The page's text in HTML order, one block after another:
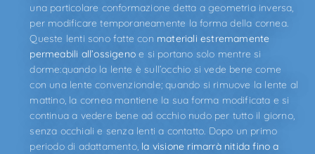
una particolare conformazione detta a geometria inversa,
per modificare temporaneamente la forma della cornea.
Queste lenti sono fatte con materiali estremamente
permeabili all’ossigeno e si portano solo mentre si
dorme:quando la lente è sull’occhio si vede bene come
con una lente convenzionale; quando si rimuove la lente al
mattino, la cornea mantiene la sua forma modificata e si
continua a vedere bene ad occhio nudo per tutto il giorno,
senza occhiali e senza lenti a contatto. Dopo un primo
periodo di adattamento, la visione rimarrà nitida fino a